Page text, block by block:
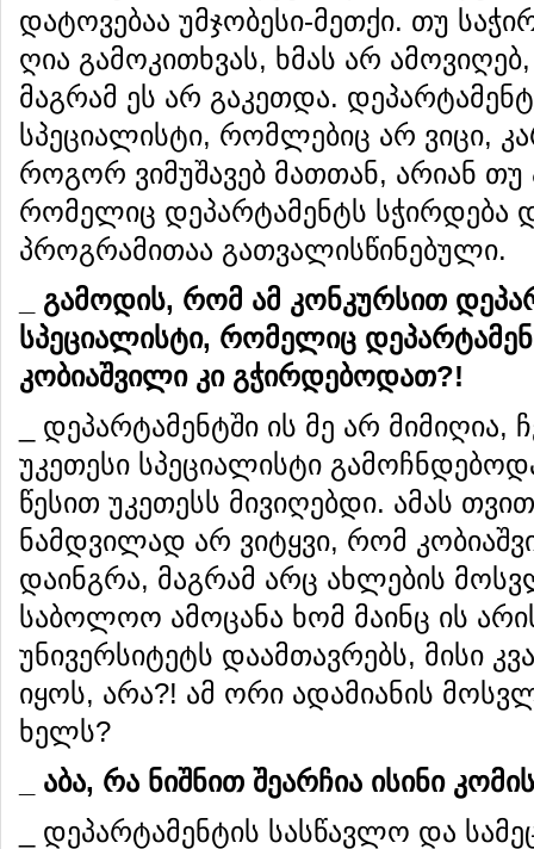
დატოვებაა უმჯობესი-მეთქი. თუ
ღია გამოკითხვას, ხმას არ
მაგრამ ეს არ გაკეთდა.
სპეციალისტი, რომლებიც არ ვიცი,
როგორ ვიმუშავებ მათთან, არიან თუ
რომელიც დეპარტამენტს სჭირდება
პროგრამითაა გათვალისწინებული.
გამოდის, რომ ამ კონკურსით
სპეციალისტი, რომელიც
კობიაშვილი კი გჭირდებოდათ?!
_ დეპარტამენტში ის მე არ მიმიღია,
უკეთესი სპეციალისტი
წესით უკეთესს მივიღებდი. ამას
ნამდვილად არ ვიტყვი, რომ
დაინგრა, მაგრამ არც ახლების
საბოლოო ამოცანა ხომ მაინც ის
უნივერსიტეტს დაამთავრებს, მისი
იყოს, არა?! ამ ორი ადამიანის
ხელს?
აბა, რა ნიშნით შეარჩია ისინი
_ დეპარტამენტის სასწავლო და